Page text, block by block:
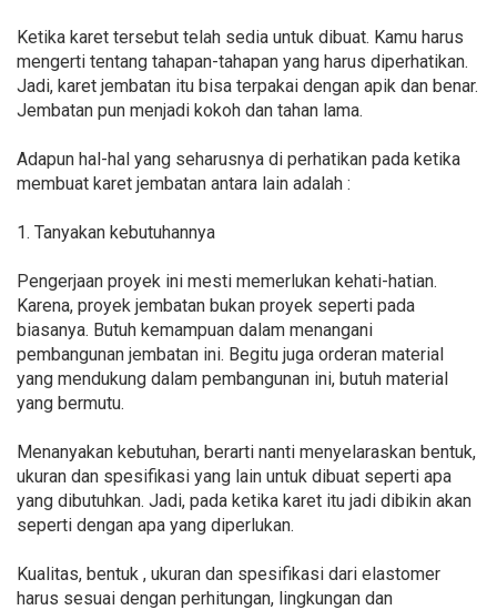
Ketika karet tersebut telah sedia untuk dibuat. Kamu harus
mengerti tentang tahapan-tahapan yang harus diperhatikan.
Jadi, karet jembatan itu bisa terpakai dengan apik dan benar.
Jembatan pun menjadi kokoh dan tahan lama.
Adapun hal-hal yang seharusnya di perhatikan pada ketika
membuat karet jembatan antara lain adalah :
1. Tanyakan kebutuhannya
Pengerjaan proyek ini mesti memerlukan kehati-hatian.
Karena, proyek jembatan bukan proyek seperti pada
biasanya. Butuh kemampuan dalam menangani
pembangunan jembatan ini. Begitu juga orderan material
yang mendukung dalam pembangunan ini, butuh material
yang bermutu.
Menanyakan kebutuhan, berarti nanti menyelaraskan bentuk,
ukuran dan spesifikasi yang lain untuk dibuat seperti apa
yang dibutuhkan. Jadi, pada ketika karet itu jadi dibikin akan
seperti dengan apa yang diperlukan.
Kualitas, bentuk , ukuran dan spesifikasi dari elastomer
harus sesuai dengan perhitungan, lingkungan dan